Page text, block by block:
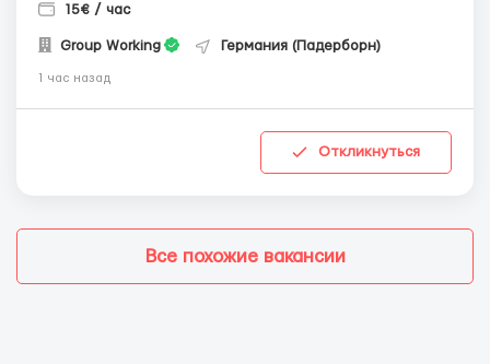
15€ / час
Group Working Германия (Падерборн)
1 час назад
Откликнуться
Все похожие вакансии